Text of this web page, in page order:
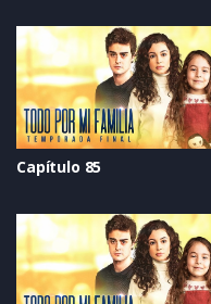
Capítulo 85